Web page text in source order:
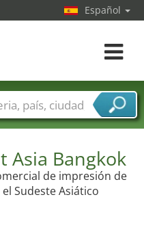
Asia Bangkok
de impresión de
Sudeste Asiático
Español
toggle
Ciudades